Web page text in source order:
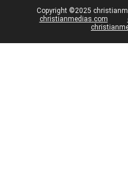
Copyright ©2025
christianmedias.com